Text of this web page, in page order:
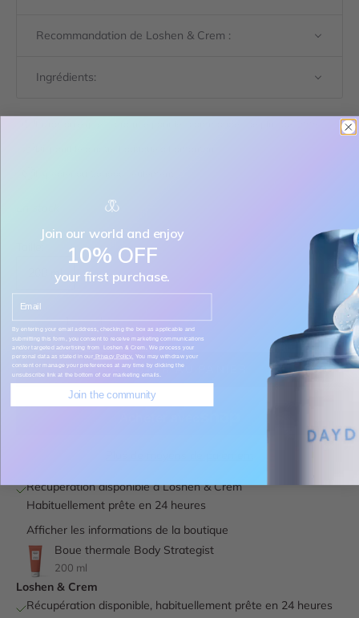
Recommandation de Loshen & Crem :
Ingrédients:
200 ml
Diminuer la quantité
AJOUTER AU PANIER
Récupération disponible à Loshen & Crem
Habituellement prête en 24 heures
Afficher les informations de la boutique
Boue thermale Body Strategist
200 ml
Loshen & Crem
Récupération disponible, habituellement prête en 24 heures
Join our world and enjoy
10% OFF
your first purchase.
Email
By entering your email address, checking the box as applicable and
submitting this form, you consent to receive marketing communications
and/or targeted advertising from Loshen & Crem. We process your
personal data as stated in ourPrivacy Policy. You may withdraw your
consent or manage your preferences at any time by clicking the
unsubscribe link at the bottom of our marketing emails.
Join the community